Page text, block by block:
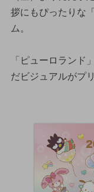
拶にもぴったりな
ム。
「ピューロランド
だビジュアルがプ